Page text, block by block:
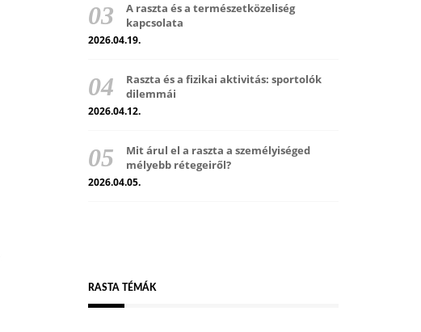
A raszta és a természetközeliség
kapcsolata
2026.04.19.
Raszta és a fizikai aktivitás: sportolók
dilemmái
2026.04.12.
Mit árul el a raszta a személyiséged
mélyebb rétegeiről?
2026.04.05.
RASTA TÉMÁK